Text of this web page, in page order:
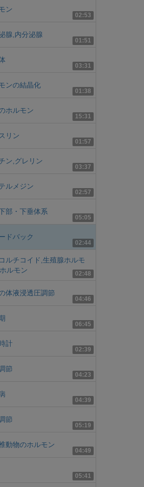
02:53
ン
01:51
腺,内分泌腺
03:31
01:38
ンの結晶化
15:31
ホルモン
01:57
リン
03:37
ン,グレリン
02:57
ルメジン
05:05
部・下垂体系
02:44
ドバック
02:48
ルチコイド,生殖腺ホルモ
ルモン
04:46
体液浸透圧調節
06:45
02:39
計
04:23
節
04:39
05:19
節
04:49
動物のホルモン
05:41